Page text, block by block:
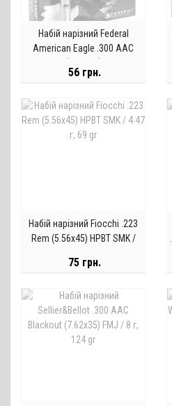
Набій нарізний Federal
American Eagle .300 AAC
9.7 г, 150 gr
56 грн.
Набій нарізний Fiocchi .223
Rem (5.56x45) HPBT SMK /
75 грн.